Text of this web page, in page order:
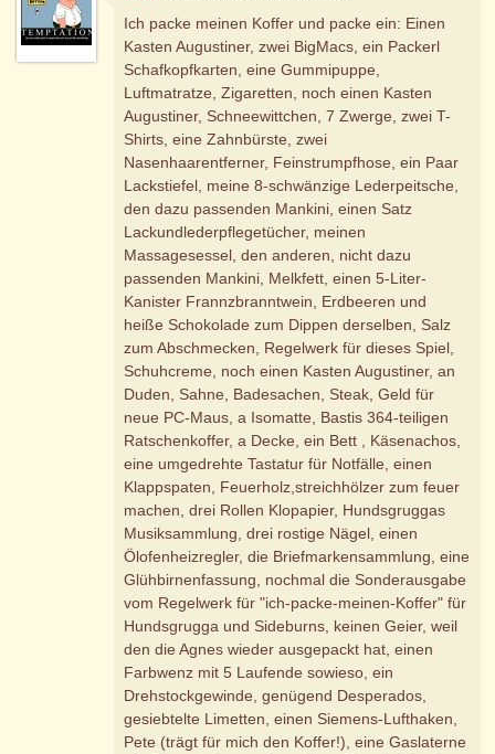
Ich packe meinen Koffer und packe ein: Einen
Kasten Augustiner, zwei BigMacs, ein Packerl
Schafkopfkarten, eine Gummipuppe,
Luftmatratze, Zigaretten, noch einen Kasten
Augustiner, Schneewittchen, 7 Zwerge, zwei T-
Shirts, eine Zahnbürste, zwei
Nasenhaarentferner, Feinstrumpfhose, ein Paar
Lackstiefel, meine 8-schwänzige Lederpeitsche,
den dazu passenden Mankini, einen Satz
Lackundlederpflegetücher, meinen
Massagesessel, den anderen, nicht dazu
passenden Mankini, Melkfett, einen 5-Liter-
Kanister Frannzbranntwein, Erdbeeren und
heiße Schokolade zum Dippen derselben, Salz
zum Abschmecken, Regelwerk für dieses Spiel,
Schuhcreme, noch einen Kasten Augustiner, an
Duden, Sahne, Badesachen, Steak, Geld für
neue PC-Maus, a Isomatte, Bastis 364-teiligen
Ratschenkoffer, a Decke, ein Bett , Käsenachos,
eine umgedrehte Tastatur für Notfälle, einen
Klappspaten, Feuerholz,streichhölzer zum feuer
machen, drei Rollen Klopapier, Hundsgruggas
Musiksammlung, drei rostige Nägel, einen
Ölofenheizregler, die Briefmarkensammlung, eine
Glühbirnenfassung, nochmal die Sonderausgabe
vom Regelwerk für "ich-packe-meinen-Koffer" für
Hundsgrugga und Sideburns, keinen Geier, weil
den die Agnes wieder ausgepackt hat, einen
Farbwenz mit 5 Laufende sowieso, ein
Drehstockgewinde, genügend Desperados,
gesiebtelte Limetten, einen Siemens-Lufthaken,
Pete (trägt für mich den Koffer!), eine Gaslaterne